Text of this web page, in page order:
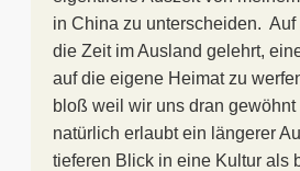
in China zu unterscheiden.
die Zeit im Ausland gelehrt,
auf die eigene Heimat zu
bloß weil wir uns dran gewöhnt
natürlich erlaubt ein längerer
tieferen Blick in eine Kultur als